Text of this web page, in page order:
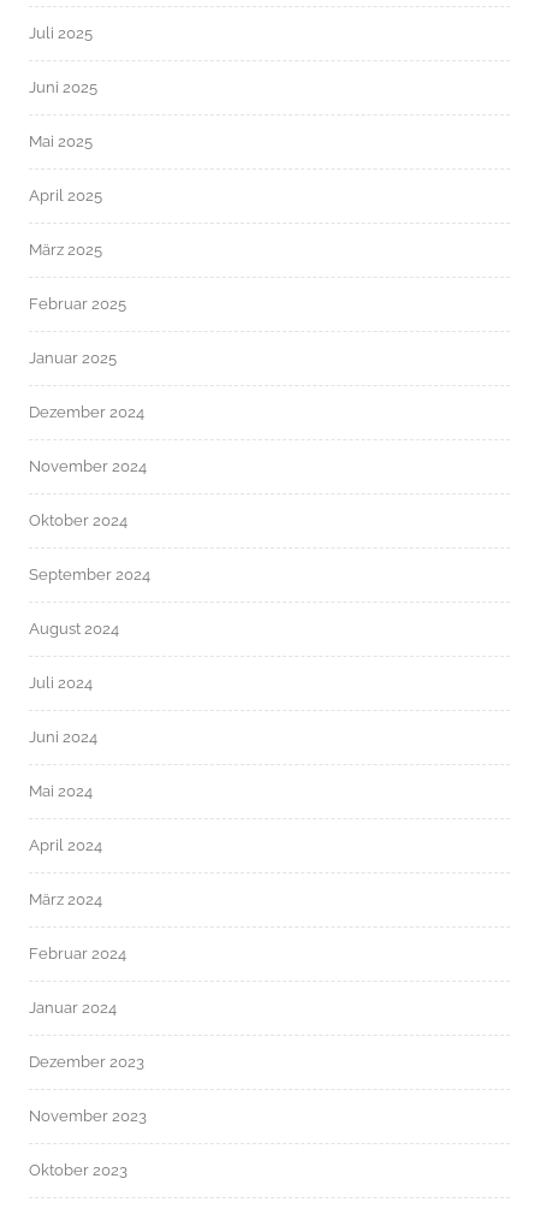
Juli 2025
Juni 2025
Mai 2025
April 2025
März 2025
Februar 2025
Januar 2025
Dezember 2024
November 2024
Oktober 2024
September 2024
August 2024
Juli 2024
Juni 2024
Mai 2024
April 2024
März 2024
Februar 2024
Januar 2024
Dezember 2023
November 2023
Oktober 2023